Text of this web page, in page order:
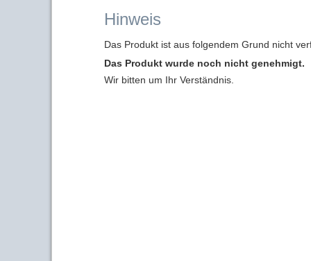
Hinweis
Das Produkt ist aus folgendem Grund nicht
Das Produkt wurde noch nicht genehmigt.
Wir bitten um Ihr Verständnis.